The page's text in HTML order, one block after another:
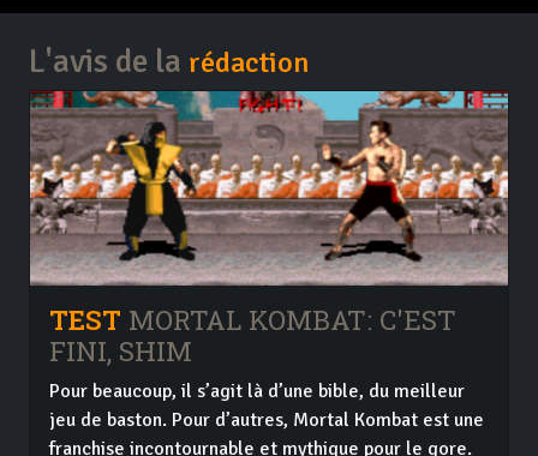
L'avis de la rédaction
TEST MORTAL KOMBAT: C'EST
FINI, SHIM
Pour beaucoup, il s’agit là d’une bible, du meilleur
jeu de baston. Pour d’autres, Mortal Kombat est une
franchise incontournable et mythique pour le gore.